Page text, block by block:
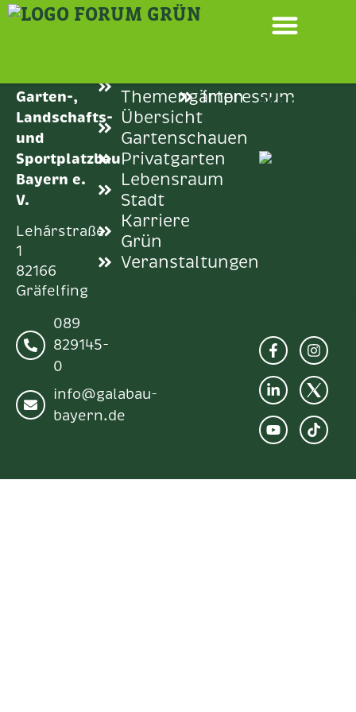
SPRINGEN
Garten-,
Landschafts-
und
Sportplatzbau
Bayern e.
V.
Lehárstraße
1
82166
Gräfelfing
089
829145-
0
info@galabau-
bayern.de
Themengärten
Übersicht
Gartenschauen
Privatgarten
Lebensraum
Stadt
Karriere
Grün
Veranstaltungen
Impressum